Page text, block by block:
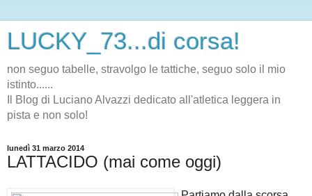
LUCKY_73...di corsa!
non seguo tabelle, stravolgo le tattiche, seguo solo il mio
istinto......
Il Blog di Luciano Alvazzi dedicato all'atletica leggera in
pista e non solo!
lunedì 31 marzo 2014
LATTACIDO (mai come oggi)